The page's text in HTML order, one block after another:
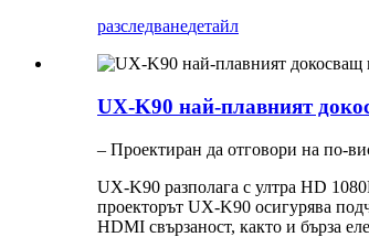
разследванедетайл
UX-K90 най-плавният
– Проектиран да отговори на по-
UX-K90 разполага с ултра HD
проекторът UX-K90 осигурява
HDMI свързаност, както и бърза